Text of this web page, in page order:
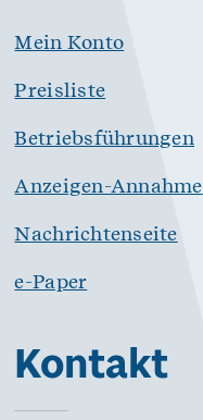
Mein Konto
Preisliste
Betriebsführungen
Anzeigen-Annahme
Nachrichtenseite
e-Paper
Kontakt